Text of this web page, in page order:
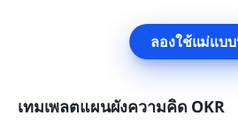
ลองใช้แม่แบ
เทมเพลตแผนผังความคิด OKR